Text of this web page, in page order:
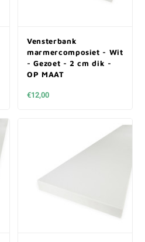
Vensterbank
marmercomposiet - Wit
- Gezoet - 2 cm dik -
OP MAAT
€12,00